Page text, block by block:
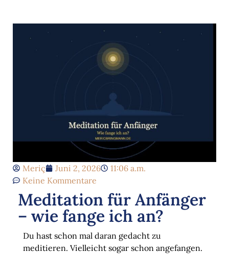
Meriç Juni 2, 2026
11:06 a.m.
Keine Kommentare
Meditation für Anfänger
– wie fange ich an?
Du hast schon mal daran gedacht zu
meditieren. Vielleicht sogar schon angefangen.